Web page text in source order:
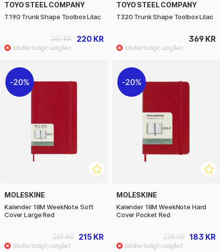
TOYO STEEL COMPANY
T190 Trunk Shape Toolbox Lilac
220 KR
245 KR
TOYO STEEL COMPANY
T320 Trunk Shape Toolbox Lilac
369 KR
20%
MOLESKINE
Kalender 18M WeekNote Soft
Cover Large Red
215 KR
269 KR
20%
MOLESKINE
Kalender 18M WeekNote Hard
Cover Pocket Red
183 KR
229 KR